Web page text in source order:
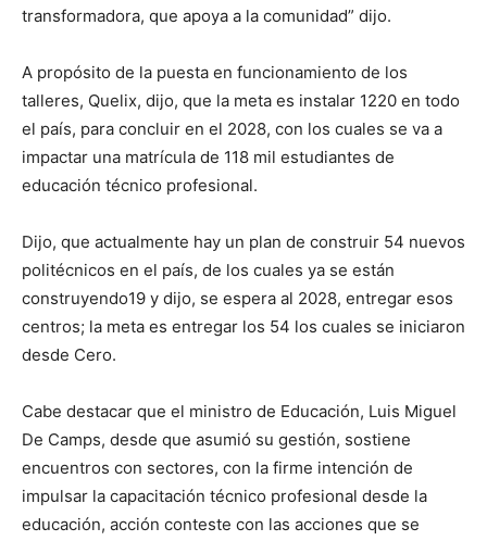
transformadora, que apoya a la comunidad” dijo.
A propósito de la puesta en funcionamiento de los
talleres, Quelix, dijo, que la meta es instalar 1220 en todo
el país, para concluir en el 2028, con los cuales se va a
impactar una matrícula de 118 mil estudiantes de
educación técnico profesional.
Dijo, que actualmente hay un plan de construir 54 nuevos
politécnicos en el país, de los cuales ya se están
construyendo19 y dijo, se espera al 2028, entregar esos
centros; la meta es entregar los 54 los cuales se iniciaron
desde Cero.
Cabe destacar que el ministro de Educación, Luis Miguel
De Camps, desde que asumió su gestión, sostiene
encuentros con sectores, con la firme intención de
impulsar la capacitación técnico profesional desde la
educación, acción conteste con las acciones que se